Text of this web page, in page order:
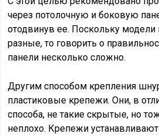
через потолочную и боковую
отодвинув ее. Поскольку
разные, то говорить о
панели несколько сложно.
Другим способом крепления
пластиковые крепежи. Они, в
способа, не такие скрытые, но
неплохо. Крепежи